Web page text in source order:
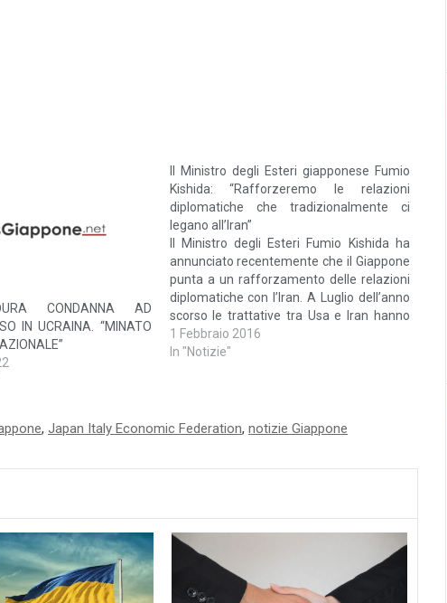
CONDANNA AD
IN UCRAINA. “MINATO
ll Ministro degli Esteri giapponese Fumio
Kishida: “Rafforzeremo le relazioni
diplomatiche che tradizionalmente ci
legano all’Iran”
Il Ministro degli Esteri Fumio Kishida ha
annunciato recentemente che il Giappone
punta a un rafforzamento delle relazioni
diplomatiche con l’Iran. A Luglio dell’anno
scorso le trattative tra Usa e Iran hanno
portato alla Risoluzione ONU 2231 ovvero
gli accordi incentrati sulla risoluzione delle
1 Febbraio 2016
In "Notizie"
, Japan Italy Economic Federation, notizie Giappone